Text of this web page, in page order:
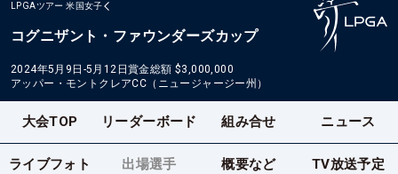
LPGAツアー 米国女子
コグニザント・ファウンダーズカップ
2024年5月9日-5月12日賞金総額 $3,000,000
アッパー・モントクレアCC（ニュージャージー州）
大会TOP リーダーボード 組み合せ ニュース
ライブフォト 出場選手 概要など TV放送予定